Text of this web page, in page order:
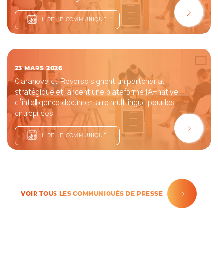
LIRE LE COMMUNIQUÉ
23 MARS 2026
Claranova et Reverso signent un partenariat
stratégique et lancent une plateforme IA-native
d’intelligence documentaire multilingue pour les
entreprises
LIRE LE COMMUNIQUÉ
VOIR TOUS LES COMMUNIQUÉS DE PRESSE